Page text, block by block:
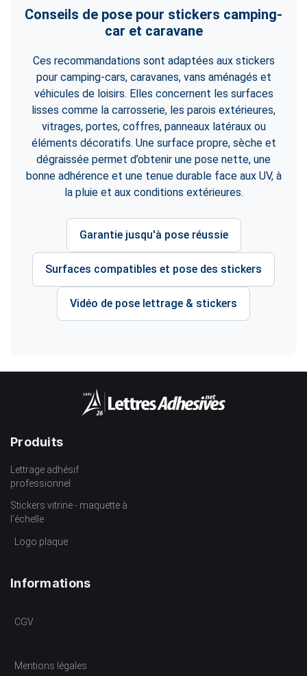
Conseils de pose pour stickers camping-
car et caravane
Ces recommandations sont adaptées aux stickers
pour camping-cars, caravanes, vans aménagés et
véhicules de loisirs. Elles concernent les surfaces
lisses comme la carrosserie, les parois extérieures,
vitrages, portes, coffres, panneaux latéraux ou
éléments décoratifs. Une surface propre, sèche et
dégraissée permet d’obtenir une pose nette, une
bonne adhérence et une tenue durable face aux UV, à
la pluie et aux conditions extérieures.
Garantie jusqu'à pose réussie
Surfaces compatibles et pose des stickers
Vidéo de pose lettrage & stickers
Produits
Lettrage adhésif
professionnel
Stickers vitrine - maquette à
l’échelle
Logo plaque
Informations
CGV
Mentions légales